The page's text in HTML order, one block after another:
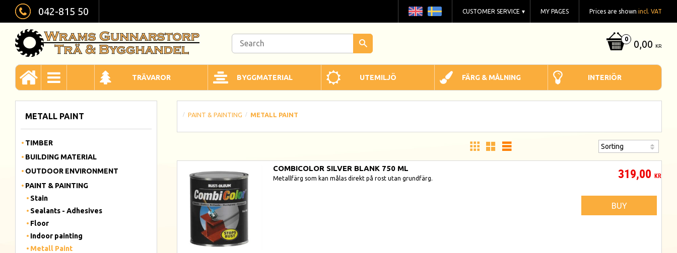
0,00 KR
Prices are shown incl. VAT
MY PAGES
CUSTOMER SERVICE
042-815 50
TRÄVAROR BYGGMATERIAL UTEMILJÖ FÄRG & MÅLNING INTERIÖR
METALL PAINT PAINT & PAINTING METALL PAINT
COMBICOLOR SILVER BLANK 750 ML
Metallfärg som kan målas direkt på rost utan grundfärg. 319,00 KR
BUY
TIMBER
BUILDING MATERIAL
OUTDOOR ENVIRONMENT
PAINT & PAINTING
Stain
Sealants - Adhesives
Floor
Indoor painting
Metall Paint